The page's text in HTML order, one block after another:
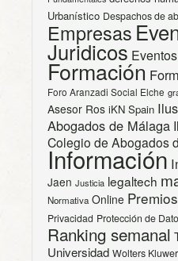
Urbanístico Despachos de
Empresas
Juridicos
Formación
Foro Aranzadi Social Elche
Asesor Ros iKN Spain
Abogados de Málaga
Colegio de Abogados
Información
Jaen Justicia legaltech
Normativa Online Premios
Privacidad Protección de
Ranking semanal
Universidad Wolters Kluwer